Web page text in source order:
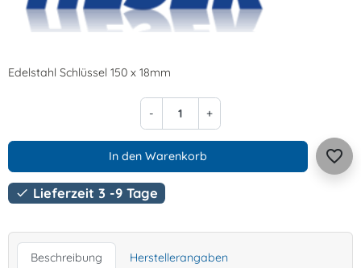
Edelstahl Schlüssel 150 x 18mm
- +
In den Warenkorb favorite_border
 Lieferzeit 3 -9 Tage
Beschreibung Herstellerangaben